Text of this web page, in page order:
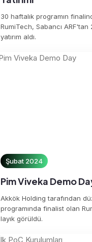
30 haftalık programın
RumiTech, Sabancı
yatırım aldı.
Şubat 2024
Pim Viveka Demo
Akkök Holding tarafından
programında finalist olan
layık görüldü.